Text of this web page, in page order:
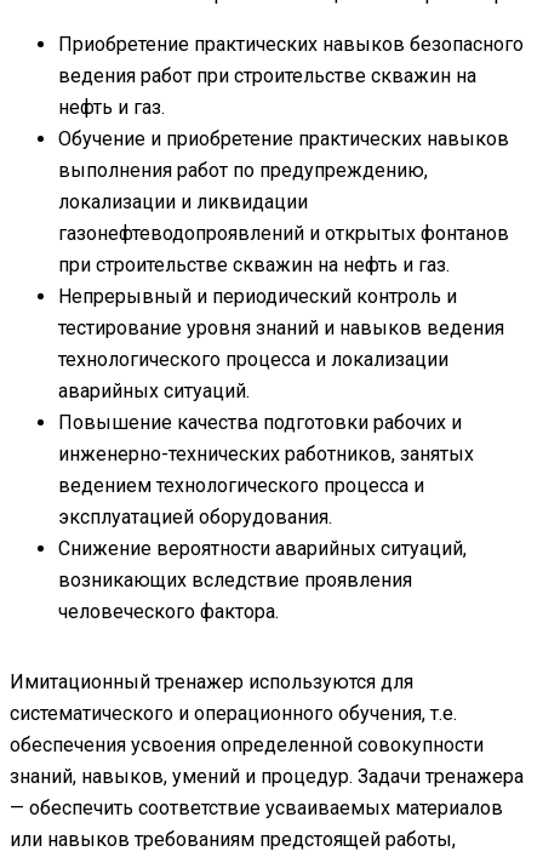
Приобретение практических навыков безопасного
ведения работ при строительстве скважин на
нефть и газ.
Обучение и приобретение практических навыков
выполнения работ по предупреждению,
локализации и ликвидации
газонефтеводопроявлений и открытых фонтанов
при строительстве скважин на нефть и газ.
Непрерывный и периодический контроль и
тестирование уровня знаний и навыков ведения
технологического процесса и локализации
аварийных ситуаций.
Повышение качества подготовки рабочих и
инженерно-технических работников, занятых
ведением технологического процесса и
эксплуатацией оборудования.
Снижение вероятности аварийных ситуаций,
возникающих вследствие проявления
человеческого фактора.
Имитационный тренажер используются для
систематического и операционного обучения, т.е.
обеспечения усвоения определенной совокупности
знаний, навыков, умений и процедур. Задачи тренажера
— обеспечить соответствие усваиваемых материалов
или навыков требованиям предстоящей работы,